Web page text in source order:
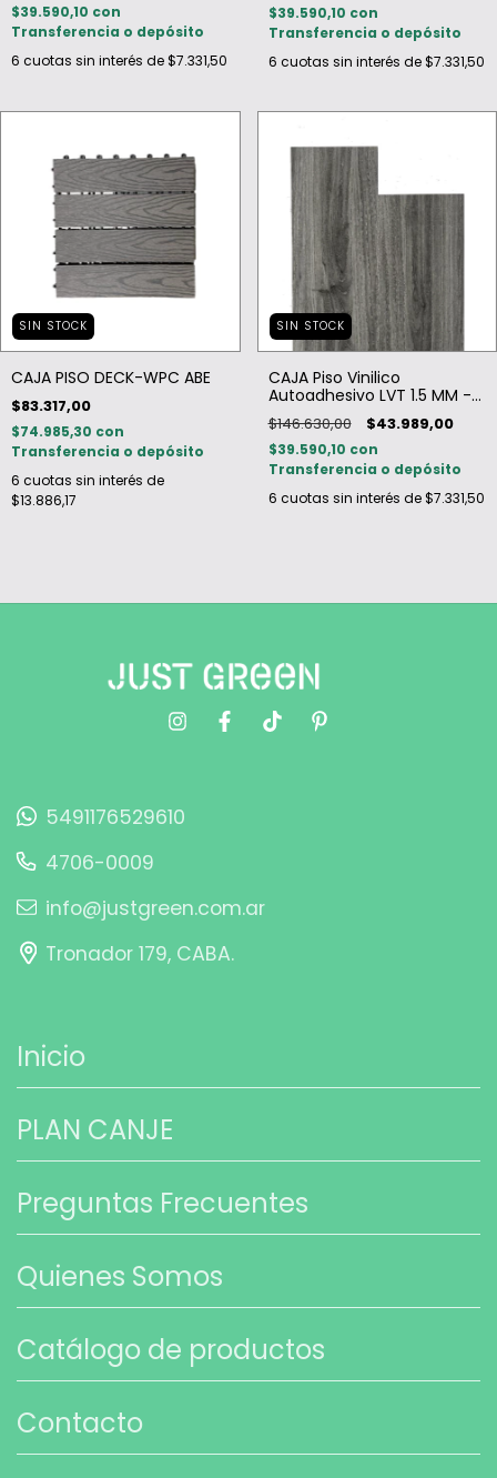
$39.590,10 con
Transferencia o depósito
6 cuotas sin interés de$7.331,50
$39.590,10 con
Transferencia o depósito
6 cuotas sin interés de$7.331,50
SIN STOCK
CAJA PISO DECK-WPC ABE
$83.317,00
$74.985,30 con
Transferencia o depósito
6 cuotas sin interés de
$13.886,17
SIN STOCK
CAJA Piso Vinilico
Autoadhesivo LVT 1.5 MM -
EBONY
$146.630,00 $43.989,00
$39.590,10 con
Transferencia o depósito
6 cuotas sin interés de$7.331,50
5491176529610
4706-0009
info@justgreen.com.ar
Tronador 179, CABA.
Inicio
PLAN CANJE
Preguntas Frecuentes
Quienes Somos
Catálogo de productos
Contacto